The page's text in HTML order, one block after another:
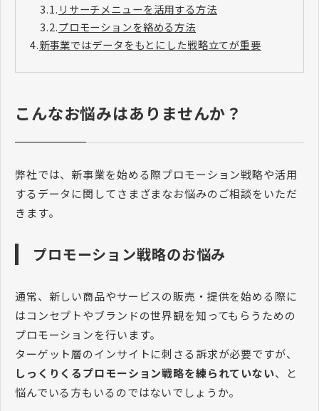
3.1. リサーチメニューを活用する方法
3.2.プロモーションを絡める方法
4.新事業ではデータをもとにした戦略立てが重要
こんなお悩みはありませんか？
弊社では、新事業を始める際プロモーション戦略や活用
するデータに関してさまざまなお悩みのご相談をいただ
きます。
プロモーション戦略のお悩み
通常、新しい商品やサービスの販売・提供を始める際に
はコンセプトやブランドの世界観を知ってもらうための
プロモーションを行います。
ターゲット層のインサイトに刺さる訴求が必要ですが、
しっくりくるプロモーション戦略を練られていない、と
悩んでいる方もいるのではないでしょうか。